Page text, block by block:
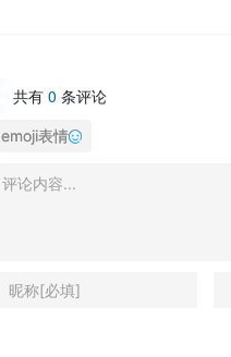
共有 0 条评论
emoji表情